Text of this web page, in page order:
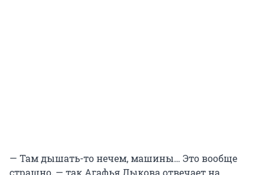
— Там дышать-то нечем, машины… Это вообще
страшно, — так Агафья Лыкова отвечает на